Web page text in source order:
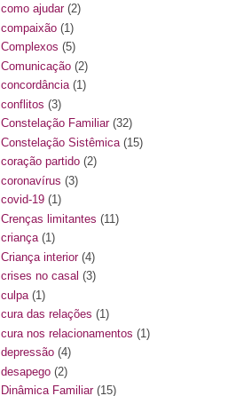
como ajudar (2)
compaixão (1)
Complexos (5)
Comunicação (2)
concordância (1)
conflitos (3)
Constelação Familiar (32)
Constelação Sistêmica (15)
coração partido (2)
coronavírus (3)
covid-19 (1)
Crenças limitantes (11)
criança (1)
Criança interior (4)
crises no casal (3)
culpa (1)
cura das relações (1)
cura nos relacionamentos (1)
depressão (4)
desapego (2)
Dinâmica Familiar (15)